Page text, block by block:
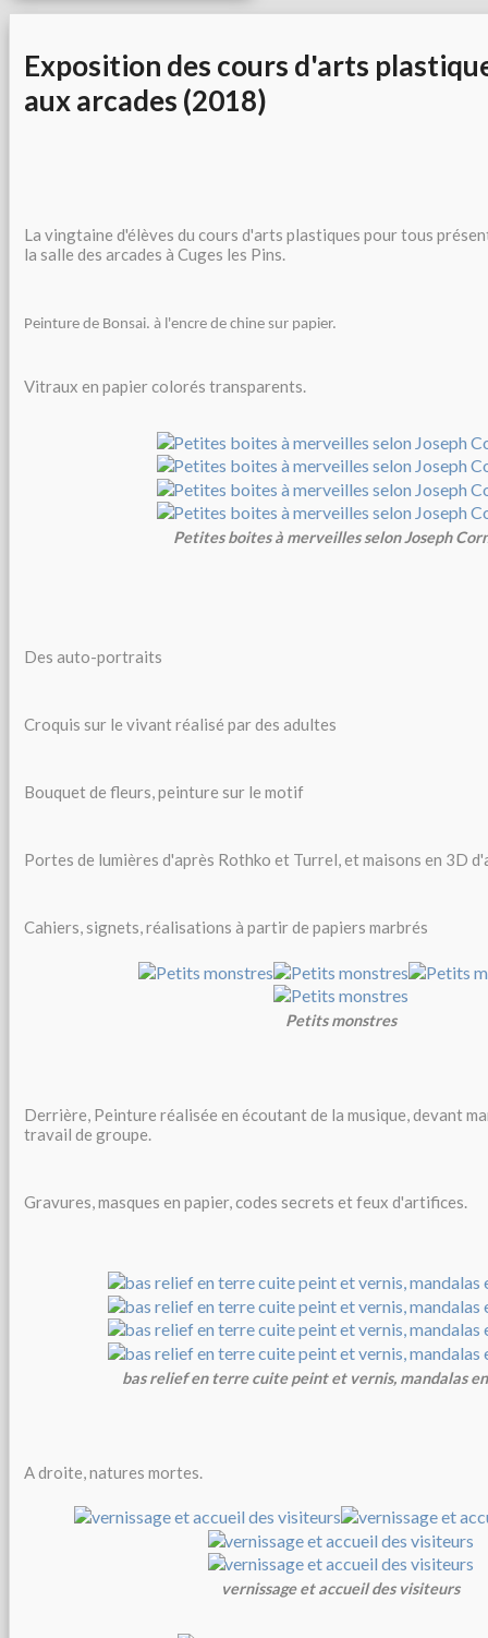
Exposition des cours d'arts
aux arcades (2018)
La vingtaine d'élèves du cours d'arts plastiques pour tous
la salle des arcades à Cuges les Pins.
Peinture de Bonsai. à l'encre de chine sur papier.
Vitraux en papier colorés transparents.
Petites boites à merveilles selon Joseph
Des auto-portraits
Croquis sur le vivant réalisé par des adultes
Bouquet de fleurs, peinture sur le motif
Portes de lumières d'après Rothko et Turrel, et maisons en 3D
Cahiers, signets, réalisations à partir de papiers marbrés
Petits monstres
Derrière, Peinture réalisée en écoutant de la musique, devant
travail de groupe.
Gravures, masques en papier, codes secrets et feux d'artifices.
bas relief en terre cuite peint et vernis, mandalas
A droite, natures mortes.
vernissage et accueil des visiteurs